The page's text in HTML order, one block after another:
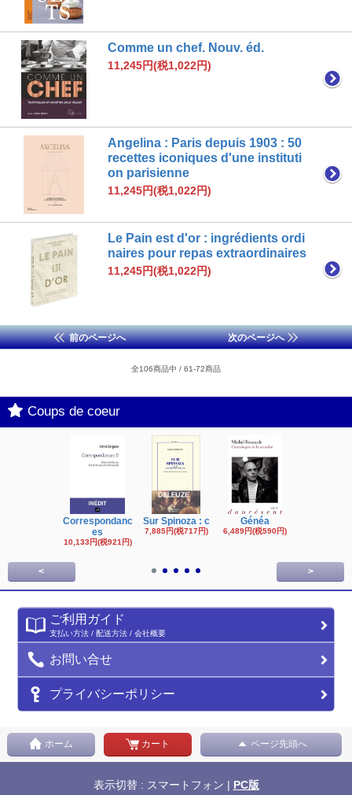
Comme un chef. Nouv. éd.
11,245円(税1,022円)
Angelina : Paris depuis 1903 : 50
recettes iconiques d'une instituti
on parisienne
11,245円(税1,022円)
Le Pain est d'or : ingrédients ordi
naires pour repas extraordinaires
11,245円(税1,022円)
前のページへ 次のページへ
全106商品中 / 61-72商品
Coups de coeur
Correspondanc
es
10,133円(税921円)
Sur Spinoza : c
7,885円(税717円)
Généa
6,489円(税590円)
< >
ご利用ガイド
支払い方法 / 配送方法 / 会社概要
お問い合せ
プライバシーポリシー
ホーム カート ページ先頭へ
表示切替 : スマートフォン | PC版